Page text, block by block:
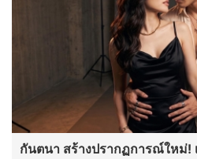
กันตนา สร้างปรากฏการณ์ใหม่!